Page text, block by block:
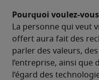
Pourquoi voulez-
La personne qui veut
offert aura fait des
parler des valeurs,
l’entreprise, ainsi que
l’égard des